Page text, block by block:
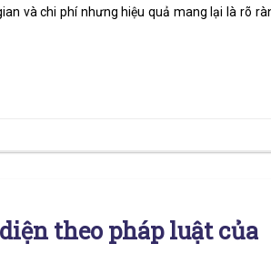
và chi phí nhưng hiệu quả mang lại là rõ
theo pháp luật của